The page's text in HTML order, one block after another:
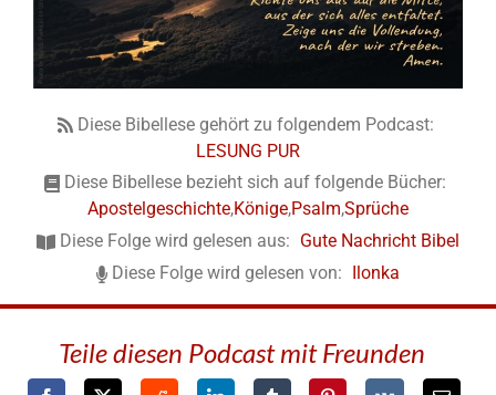
Diese Bibellese gehört zu folgendem Podcast:
LESUNG PUR
Diese Bibellese bezieht sich auf folgende Bücher:
Apostelgeschichte,Könige,Psalm,Sprüche
Diese Folge wird gelesen aus: Gute Nachricht Bibel
Diese Folge wird gelesen von: Ilonka
Teile diesen Podcast mit Freunden